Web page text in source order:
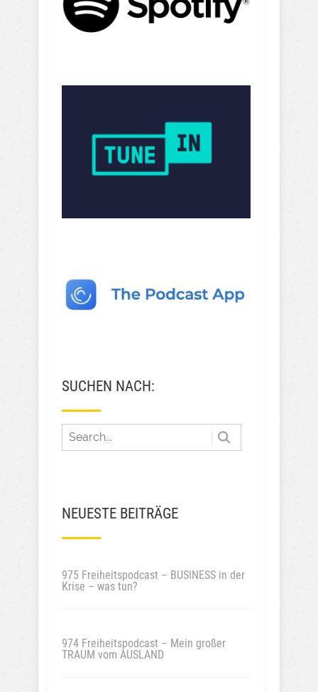
SUCHEN NACH:
NEUESTE BEITRÄGE
975 Freiheitspodcast – BUSINESS in der
Krise – was tun?
974 Freiheitspodcast – Mein großer
TRAUM vom AUSLAND